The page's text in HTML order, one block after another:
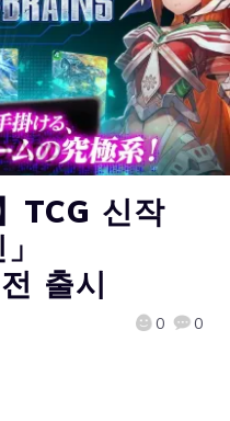
TCG 신작
출시
0 0